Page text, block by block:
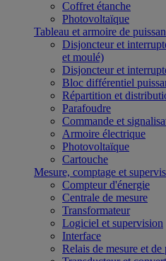
Coffret étanche
Photovoltaïque
Tableau et armoire de
Disjoncteur et
et moulé)
Disjoncteur et
Bloc différentiel
Répartition et
Parafoudre
Commande et
Armoire électrique
Photovoltaïque
Cartouche
Mesure, comptage et
Compteur d'énergie
Centrale de mesure
Transformateur
Logiciel et supervision
Interface
Relais de mesure et de